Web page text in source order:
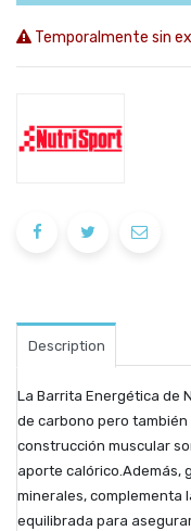
Temporalmente sin
Description
La Barrita Energética de
de carbono pero
construcción muscular
aporte calórico.Además,
minerales, complementa
equilibrada para